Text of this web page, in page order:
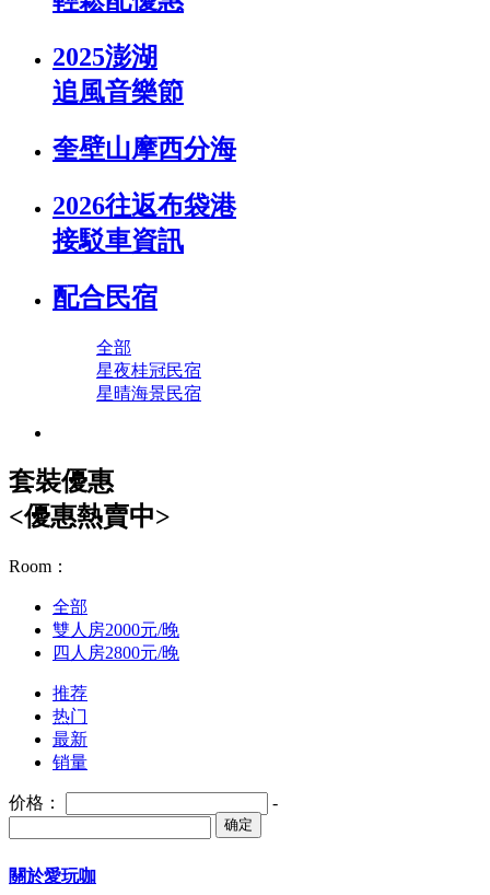
2025澎湖
追風音樂節
奎壁山摩西分海
2026往返布袋港
接駁車資訊
配合民宿
全部
星夜桂冠民宿
星晴海景民宿
套裝優惠
<優惠熱賣中>
Room：
全部
雙人房2000元/晚
四人房2800元/晚
推荐
热门
最新
销量
价格： -
确定
關於愛玩咖